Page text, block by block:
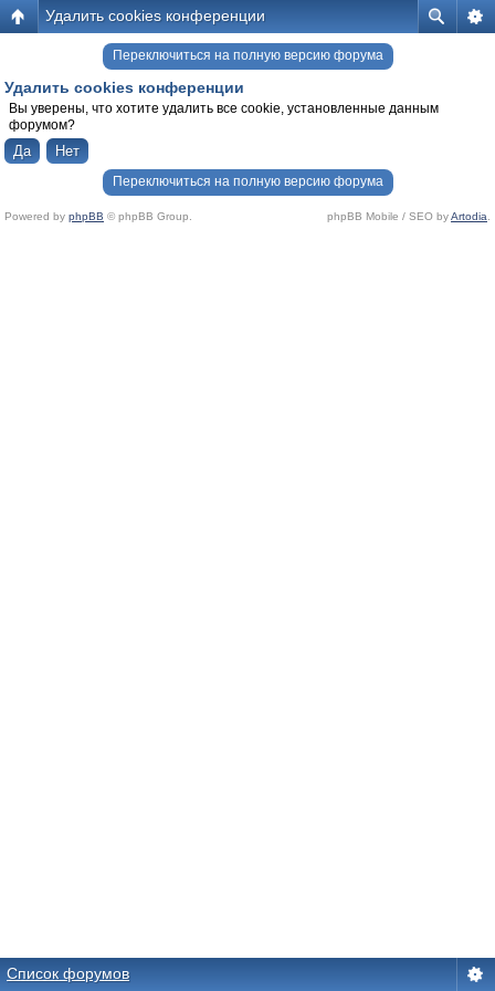
Удалить cookies конференции
Переключиться на полную версию форума
Удалить cookies конференции
Вы уверены, что хотите удалить все cookie, установленные данным
форумом?
Переключиться на полную версию форума
Powered by phpBB © phpBB Group. phpBB Mobile / SEO byArtodia
Список форумов